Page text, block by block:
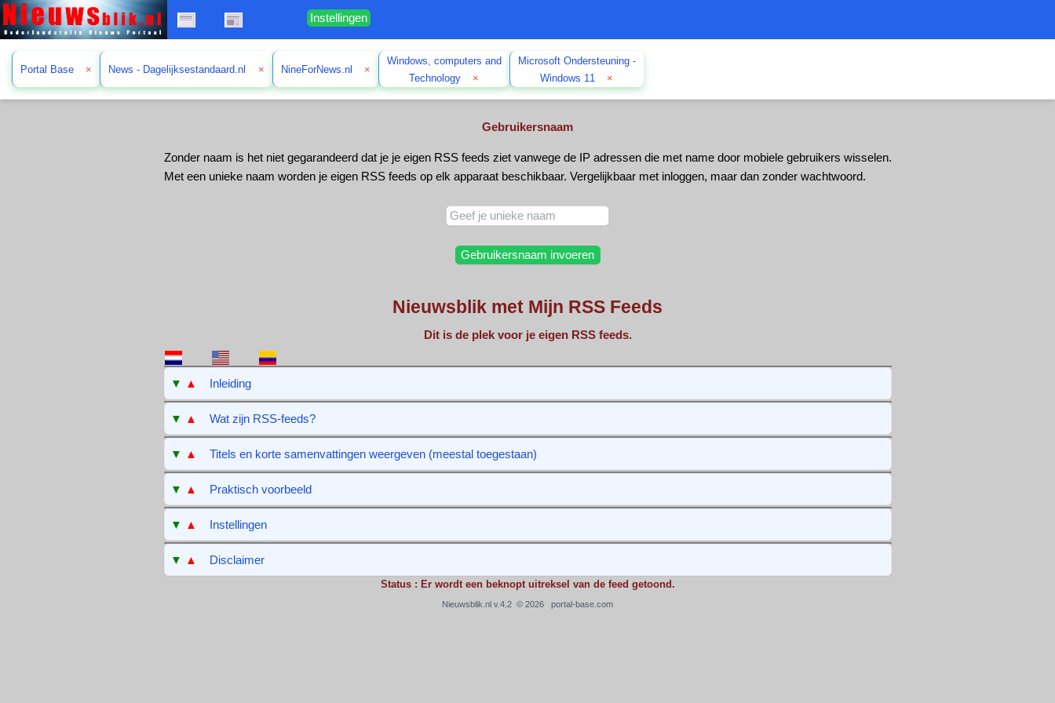
Instellingen
Portal Base × News - Dagelijksestandaard.nl × NineForNews.nl ×
Windows, computers and
Technology
×
Microsoft Ondersteuning -
Windows 11
×
Gebruikersnaam
Zonder naam is het niet gegarandeerd dat je je eigen RSS feeds ziet vanwege de IP adressen die met name door mobiele gebruikers wisselen.
Met een unieke naam worden je eigen RSS feeds op elk apparaat beschikbaar. Vergelijkbaar met inloggen, maar dan zonder wachtwoord.
Nieuwsblik met Mijn RSS Feeds
Dit is de plek voor je eigen RSS feeds.
▼ ▲ Inleiding
▼ ▲ Wat zijn RSS-feeds?
▼ ▲ Titels en korte samenvattingen weergeven (meestal toegestaan)
▼ ▲ Praktisch voorbeeld
▼ ▲ Instellingen
▼ ▲ Disclaimer
Status : Er wordt een beknopt uitreksel van de feed getoond.
Nieuwsblik.nl v.4.2 © 2026 portal-base.com